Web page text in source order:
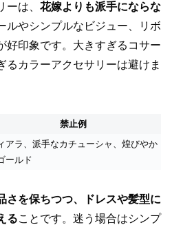
は、 花嫁よりも派手にならな
ルやシンプルなビジュー、リボ
好印象です。大きすぎるコサー
るカラーアクセサリーは避けま
禁止例
アラ、派手なカチューシャ、煌びやか
ールド
さを保ちつつ、ドレスや髪型に
ることです。迷う場合はシンプ